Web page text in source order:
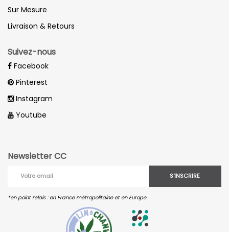
Sur Mesure
Livraison & Retours
Suivez-nous
Facebook
Pinterest
Instagram
Youtube
Newsletter CC
S'INSCRIRE
*en point relais : en France métropolitaine et en Europe